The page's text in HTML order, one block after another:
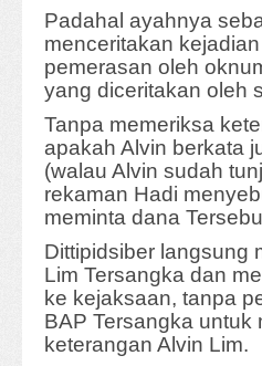
Padahal ayahnya
menceritakan
pemerasan oleh
yang diceritakan oleh
Tanpa memeriksa
apakah Alvin berkata
(walau Alvin sudah
rekaman Hadi
meminta dana
Dittipidsiber langsung
Lim Tersangka dan
ke kejaksaan, tanpa
BAP Tersangka untuk
keterangan Alvin Lim.